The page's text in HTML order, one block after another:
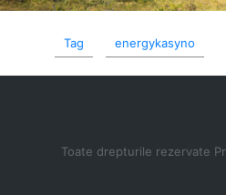
Tag energykasyno
Toate drepturile rezervate